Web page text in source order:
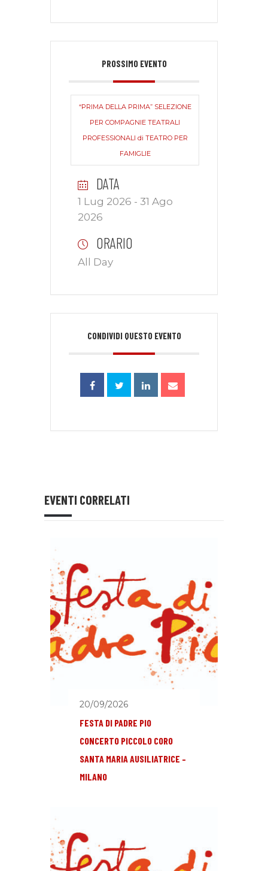
PROSSIMO EVENTO
“PRIMA DELLA PRIMA” SELEZIONE
PER COMPAGNIE TEATRALI
PROFESSIONALI di TEATRO PER
FAMIGLIE
DATA
1 Lug 2026 - 31 Ago
2026
ORARIO
All Day
CONDIVIDI QUESTO EVENTO
EVENTI CORRELATI
20/09/2026
FESTA DI PADRE PIO
CONCERTO PICCOLO CORO
SANTA MARIA AUSILIATRICE –
MILANO